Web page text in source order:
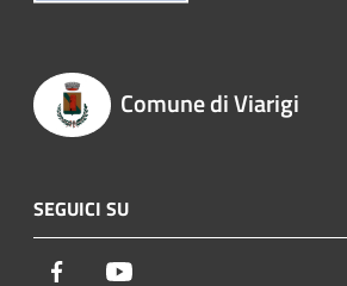
Comune di Viarigi
SEGUICI SU
Facebook